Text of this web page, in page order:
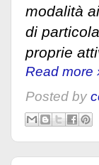
modalità
di
proprie
Read more
Posted by